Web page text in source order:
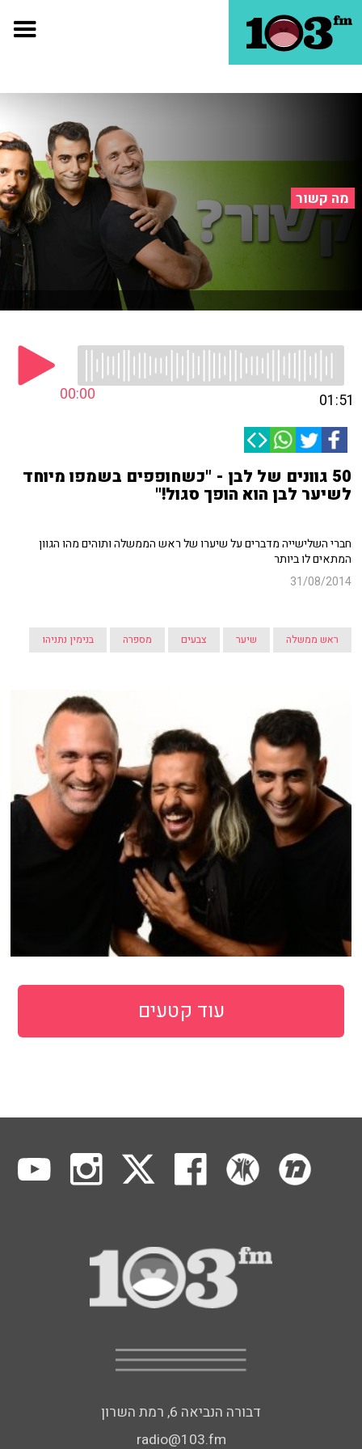
מה קשור
00:00 01:51
50 גוונים של לבן - "כשחופפים בשמפו מיוחד
לשיער לבן הוא הופך סגול!"
חברי השלישייה מדברים על שיערו של ראש הממשלה ותוהים מהו הגוון
המתאים לו ביותר
31/08/2014
ראש ממשלה שיער צבעים מספרה בנימין נתניהו
עוד קטעים
דבורה הנביאה 6, רמת השרון
radio@103.fm